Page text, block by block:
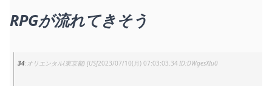
RPGが流れてきそう
34 オリエンタル(東京都) [US]2023/07/10(月) 07:03:03.34 DWgesXIu0